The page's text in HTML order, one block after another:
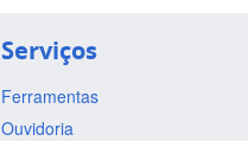
Serviços
Ferramentas
Ouvidoria